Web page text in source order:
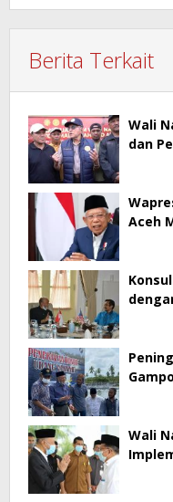
Berita Terkait
Wali
dan
Aceh
Wali